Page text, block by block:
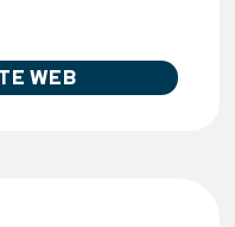
WEB